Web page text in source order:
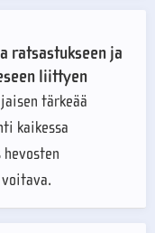
ratsastukseen ja
liittyen
tärkeää
kaikessa